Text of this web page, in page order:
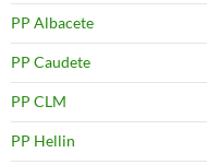
PP Albacete
PP Caudete
PP CLM
PP Hellin